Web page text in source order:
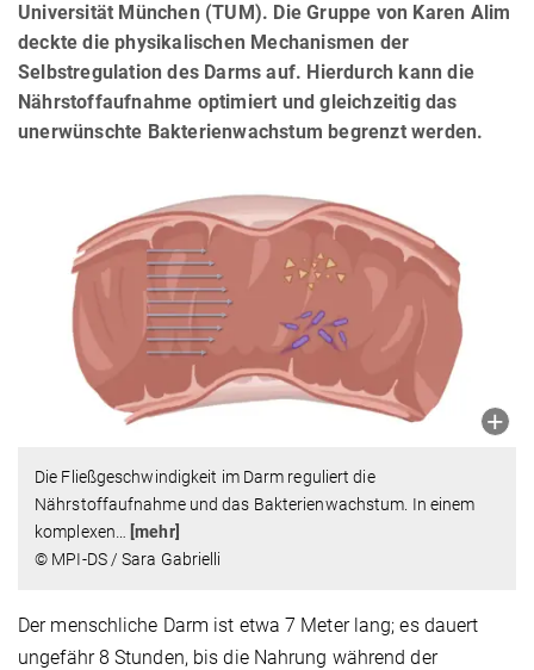
Universität München (TUM). Die Gruppe von Karen Alim
deckte die physikalischen Mechanismen der
Selbstregulation des Darms auf. Hierdurch kann die
Nährstoffaufnahme optimiert und gleichzeitig das
unerwünschte Bakterienwachstum begrenzt werden.
Die Fließgeschwindigkeit im Darm reguliert die
Nährstoffaufnahme und das Bakterienwachstum. In einem
komplexen
[mehr]
© MPI-DS / Sara Gabrielli
Der menschliche Darm ist etwa 7 Meter lang; es dauert
ungefähr 8 Stunden, bis die Nahrung während der